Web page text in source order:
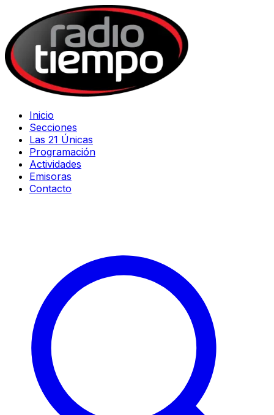
Inicio
Secciones
Las 21 Únicas
Programación
Actividades
Emisoras
Contacto